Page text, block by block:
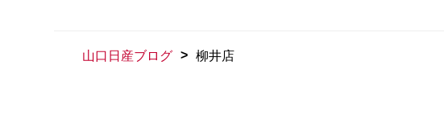
山口日産ブログ > 柳井店